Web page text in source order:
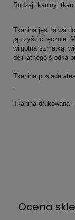
Rodzaj tkaniny:
Tkanina jest łatwa
ją czyścić ręcznie.
wilgotną szmatką,
delikatnego środka
Tkanina posiada
Tkanina drukowana
Ocena